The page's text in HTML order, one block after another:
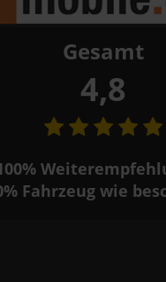
Gesamt
4,8
Fahrzeug wie